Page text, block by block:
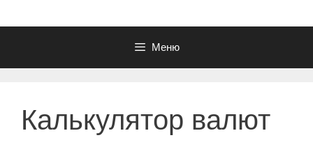
Меню
Калькулятор валют